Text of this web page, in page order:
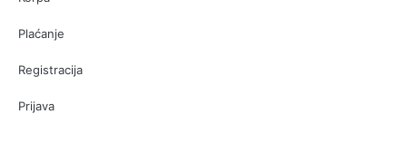
Plaćanje
Registracija
Prijava